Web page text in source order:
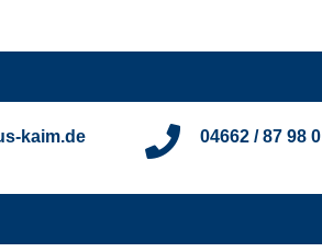
kaim.de 04662 / 87 98 0